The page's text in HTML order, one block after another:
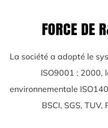
FORCE DE
La société a adopté le
ISO9001 : 2000,
environnementale
BSCI, SGS,